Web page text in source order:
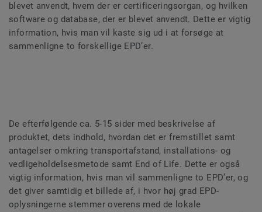
blevet anvendt, hvem der er certificeringsorgan, og hvilken
software og database, der er blevet anvendt. Dette er vigtig
information, hvis man vil kaste sig ud i at forsøge at
sammenligne to forskellige EPD’er.
De efterfølgende ca. 5-15 sider med beskrivelse af
produktet, dets indhold, hvordan det er fremstillet samt
antagelser omkring transportafstand, installations- og
vedligeholdelsesmetode samt End of Life. Dette er også
vigtig information, hvis man vil sammenligne to EPD’er, og
det giver samtidig et billede af, i hvor høj grad EPD-
oplysningerne stemmer overens med de lokale